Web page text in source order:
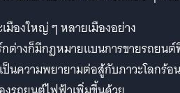
มืองใหญ่ ๆ หลายเมืองอย่าง
ต่างก็มีกฎหมายแบนการขายรถยน
ป็นความพยายามต่อสู้กับภาวะโลกร้อน